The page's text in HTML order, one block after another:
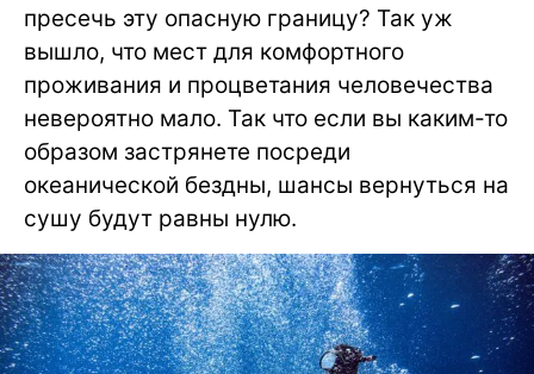
пресечь эту опасную границу? Так уж
вышло, что мест для комфортного
проживания и процветания человечества
невероятно мало. Так что если вы каким-то
образом застрянете посреди
океанической бездны, шансы вернуться на
сушу будут равны нулю.